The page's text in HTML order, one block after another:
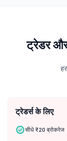
ट्रेडर
ट्रेडर्स के लिए
सीधे ₹20 ब्रोकरेज